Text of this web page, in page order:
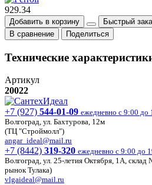
929.34
Добавить в корзину Быстрый
В сравнение Поделиться
Технические
Артикул
20022
+7 (927) 544-01-09 ежедневно с 9:00 до
Волгоград, ул. Бахтурова, 12м
(ТЦ "Строймолл")
angar_ideal@mail.ru
+7 (8442) 319-320 ежедневно с 9:00 до
Волгоград, ул. 25-летия Октября, 1А,
рынок Тулака)
vlgaideal@mail.ru